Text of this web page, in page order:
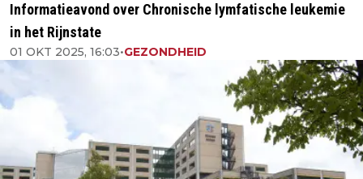
Informatieavond over Chronische lymfatische leukemie
in het Rijnstate
01 OKT 2025, 16:03•GEZONDHEID